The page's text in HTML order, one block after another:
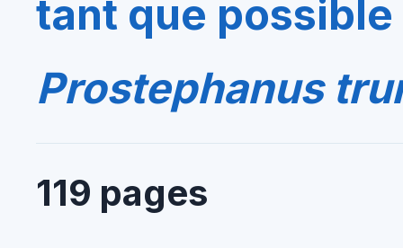
tant que
Prostephanus
119 pages